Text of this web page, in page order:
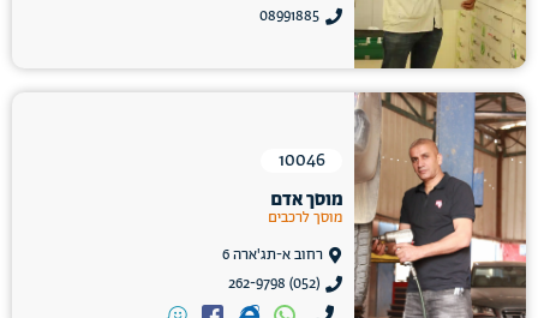
08991885
10046
מוסך אדם
מוסך לרכבים
רחוב א-תג'ארה 6
(052) 262-9798